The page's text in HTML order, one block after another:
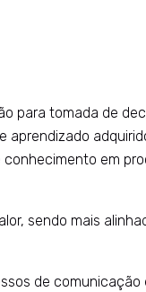
para tomada de
em
sendo mais
de